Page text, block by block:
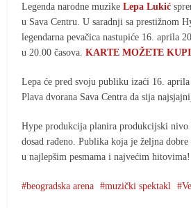
Legenda narodne muzike Lepa Lukić
u Sava Centru. U saradnji sa prestižnom
legendarna pevačica nastupiće 16. aprila
u 20.00 časova.KARTE MOŽETE
Lepa će pred svoju publiku izaći 16.
Plava dvorana Sava Centra da sija
Hype produkcija planira produkcijski nivo
dosad rađeno. Publika koja je željna
u najlepšim pesmama i najvećim hitovima!
beogradska arena muzički spektakl